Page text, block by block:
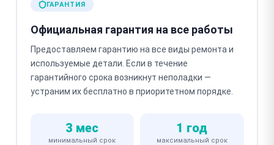
ГАРАНТИЯ
Официальная гарантия на все работы
Предоставляем гарантию на все виды ремонта и
используемые детали. Если в течение
гарантийного срока возникнут неполадки —
устраним их бесплатно в приоритетном порядке.
3 мес
минимальный срок
1 год
максимальный срок